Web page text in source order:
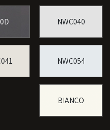
NWC040
NWC054
BIANCO